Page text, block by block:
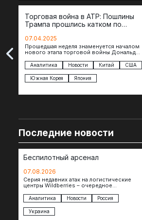
Торговая война в АТР: Пошлины
Трампа прошлись катком по
07.04.2025
Прошедшая неделя знаменуется началом
нового этапа торговой войны Дональда
импорта из более 100 стран…
Аналитика Новости Китай США
Южная Корея Япония
Последние новости
Беспилотный арсенал
07.08.2026
Серия недавних атак на логистические
центры Wildberries – очередное
российского тыла. И суть здесь даже не…
Аналитика Новости Россия
Украина